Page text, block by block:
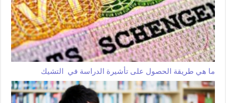
ما هي طريقة الحصول على تأشيرة الدراسة في التشيك